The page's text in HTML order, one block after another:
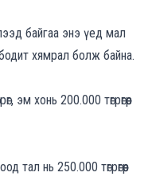
байгаа энэ үед мал
хямрал болж байна.
эм хонь 200.000 төгрөгөөр
нь 250.000 төгрөгөөр